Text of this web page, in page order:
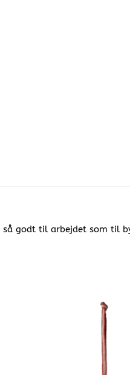
så godt til arbejdet som til